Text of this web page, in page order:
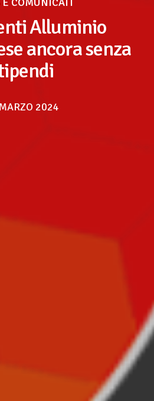
Alluminio
ancora senza
2024